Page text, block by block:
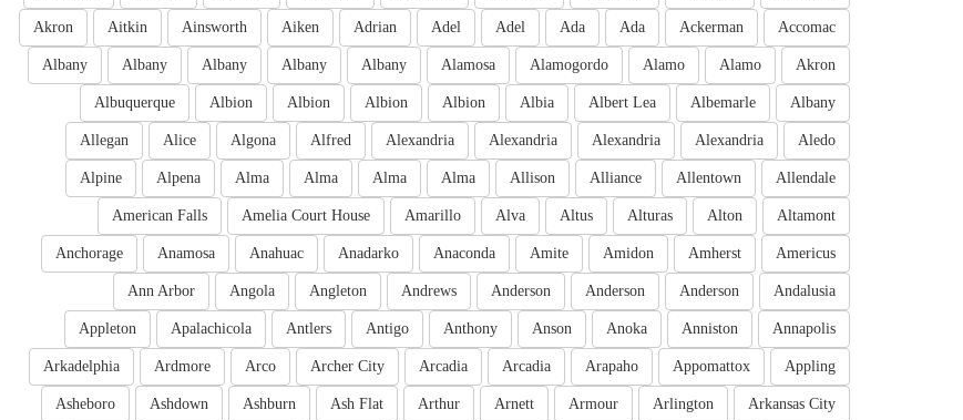
Accomac
Ackerman
Ada
Ada
Adel
Adel
Adrian
Aiken
Ainsworth
Aitkin
Akron
Akron
Alamo
Alamo
Alamogordo
Alamosa
Albany
Albany
Albany
Albany
Albany
Albany
Albemarle
Albert Lea
Albia
Albion
Albion
Albion
Albion
Albuquerque
Aledo
Alexandria
Alexandria
Alexandria
Alexandria
Alfred
Algona
Alice
Allegan
Allendale
Allentown
Alliance
Allison
Alma
Alma
Alma
Alma
Alpena
Alpine
Altamont
Alton
Alturas
Altus
Alva
Amarillo
Amelia Court House
American Falls
Americus
Amherst
Amidon
Amite
Anaconda
Anadarko
Anahuac
Anamosa
Anchorage
Andalusia
Anderson
Anderson
Anderson
Andrews
Angleton
Angola
Ann Arbor
Annapolis
Anniston
Anoka
Anson
Anthony
Antigo
Antlers
Apalachicola
Appleton
Appling
Appomattox
Arapaho
Arcadia
Arcadia
Archer City
Arco
Ardmore
Arkadelphia
Arkansas City
Arlington
Armour
Arnett
Arthur
Ash Flat
Ashburn
Ashdown
Asheboro